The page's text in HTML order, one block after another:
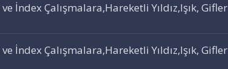
İndex Çalışmalara,Hareketli Yıldız,Işık, Gifler
İndex Çalışmalara,Hareketli Yıldız,Işık, Gifler